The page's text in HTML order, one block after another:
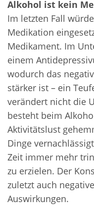
Alkohol ist kein
Im letzten Fall
Medikation
Medikament. Im
einem
wodurch das
stärker ist – ein
verändert nicht die
besteht beim
Aktivitätslust
Dinge
Zeit immer mehr
zu erzielen. Der
zuletzt auch
Auswirkungen.